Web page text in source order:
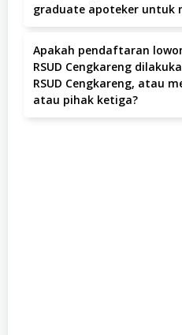
sepenuhnya gratis dan
graduate apoteker untuk
fresh graduate, kamu bisa
Apakah pendaftaran
RSUD Cengkareng
RSUD Cengkareng, atau
atau pihak ketiga?